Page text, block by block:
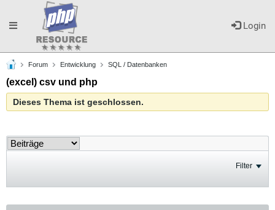
Login
Toggle
navigation
Forum Entwicklung SQL / Datenbanken
(excel) csv und php
Dieses Thema ist geschlossen.
Filter